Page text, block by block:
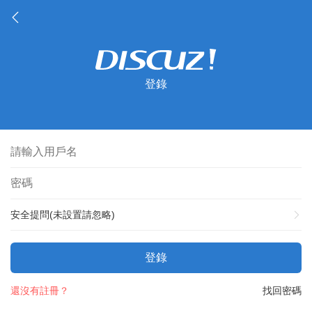
登錄
安全提問(未設置請忽略)
登錄
找回密碼
還沒有註冊？